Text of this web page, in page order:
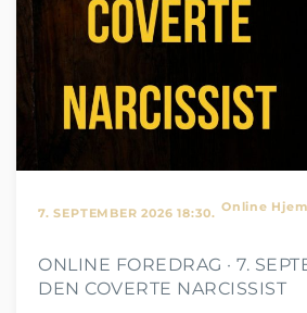
7. SEPTEMBER 2026 18:30. Online
ONLINE FOREDRAG · 7.
DEN COVERTE NARCISSIST